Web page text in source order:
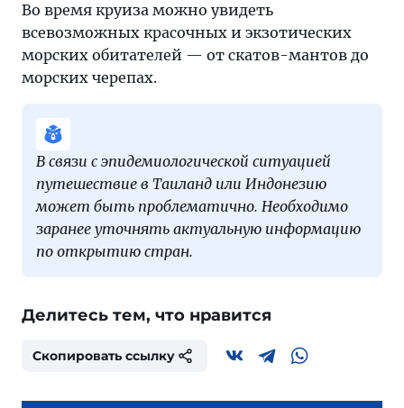
Во время круиза можно увидеть
всевозможных красочных и экзотических
морских обитателей — от скатов-мантов до
морских черепах.
В связи с эпидемиологической ситуацией
путешествие в Таиланд или Индонезию
может быть проблематично. Необходимо
заранее уточнять актуальную информацию
по открытию стран.
Делитесь тем, что нравится
Скопировать ссылку